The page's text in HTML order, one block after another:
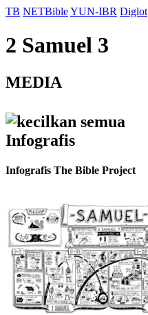
TB NETBibleYUN-IBR Diglot
2 Samuel 3
MEDIA
kecilkan semua
Infografis
Infografis The Bible Project